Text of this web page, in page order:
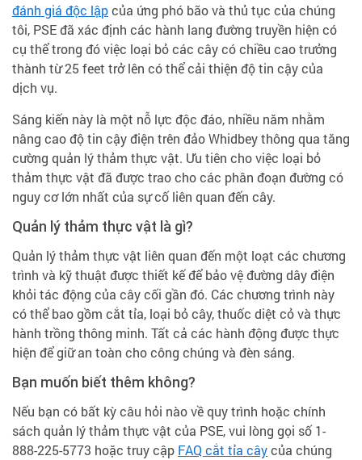
đánh giá độc lậpcủa ứng phó bão và thủ tục của chúng
tôi, PSE đã xác định các hành lang đường truyền hiện có
cụ thể trong đó việc loại bỏ các cây có chiều cao trưởng
thành từ 25 feet trở lên có thể cải thiện độ tin cậy của
dịch vụ.
Sáng kiến này là một nỗ lực độc đáo, nhiều năm nhằm
nâng cao độ tin cậy điện trên đảo Whidbey thông qua tăng
cường quản lý thảm thực vật. Ưu tiên cho việc loại bỏ
thảm thực vật đã được trao cho các phân đoạn đường có
nguy cơ lớn nhất của sự cố liên quan đến cây.
Quản lý thảm thực vật là gì?
Quản lý thảm thực vật liên quan đến một loạt các chương
trình và kỹ thuật được thiết kế để bảo vệ đường dây điện
khỏi tác động của cây cối gần đó. Các chương trình này
có thể bao gồm cắt tỉa, loại bỏ cây, thuốc diệt cỏ và thực
hành trồng thông minh. Tất cả các hành động được thực
hiện để giữ an toàn cho công chúng và đèn sáng.
Bạn muốn biết thêm không?
Nếu bạn có bất kỳ câu hỏi nào về quy trình hoặc chính
sách quản lý thảm thực vật của PSE, vui lòng gọi số 1-
888-225-5773 hoặc truy cập FAQ cắt tỉa câycủa chúng